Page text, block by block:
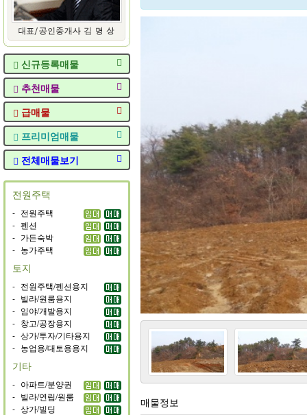
신규등록매물
추천매물
급매물
프리미엄매물
전체매물보기
전원주택
- 전원주택
- 펜션
- 가든숙박
- 농가주택
토지
- 전원주택/펜션용지
- 빌라/원룸용지
- 임야/개발용지
- 창고/공장용지
- 상가/투자/기타용지
- 농업용/대토용용지
기타
- 아파트/분양권
- 빌라/연립/원룸
- 상가/빌딩
매물정보